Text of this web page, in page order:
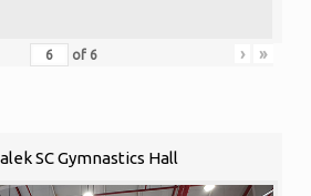
of 6 › »
SC Gymnastics Hall